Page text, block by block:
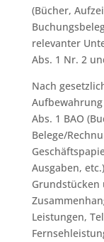
(Bücher,
relevanter
Abs. 1 Nr. 2
Nach
Abs. 1 BAO
Belege/
Ausgaben,
Grundstücken
Leistungen,